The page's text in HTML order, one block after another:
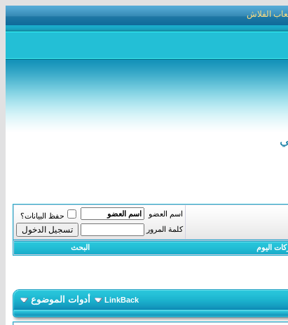
الفلاش
اسم العضو
حفظ البيانات؟
كلمة المرور
اليوم البحث
LinkBack أدوات الموضوع